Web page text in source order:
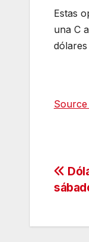
Estas
una C